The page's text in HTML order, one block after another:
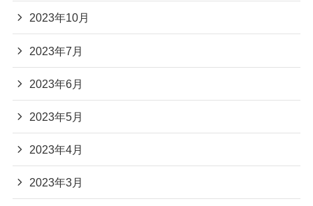
2023年10月
2023年7月
2023年6月
2023年5月
2023年4月
2023年3月